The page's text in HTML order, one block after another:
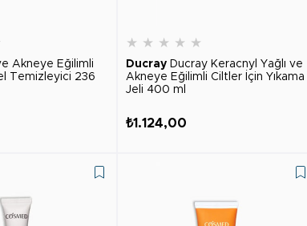
Akneye Eğilimli
Temizleyici 236
★ ★ ★ ★ ★
Ducray Ducray Keracnyl Yağlı ve
Akneye Eğilimli Ciltler İçin Yıkama
Jeli 400 ml
₺1.124,00